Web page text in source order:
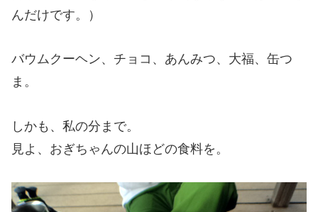
んだけです。）
バウムクーヘン、チョコ、あんみつ、大福、缶つ
ま。
しかも、私の分まで。
見よ、おぎちゃんの山ほどの食料を。